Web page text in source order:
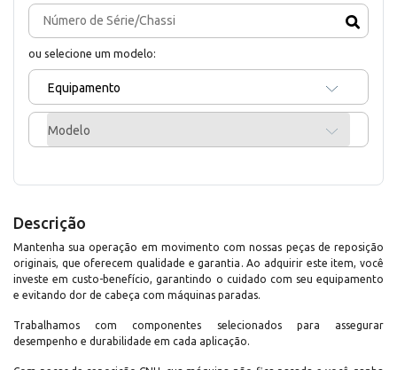
ou selecione um modelo:
Equipamento
Modelo
Descrição
Mantenha sua operação em movimento com nossas peças de reposição
originais, que oferecem qualidade e garantia. Ao adquirir este item, você
investe em custo-benefício, garantindo o cuidado com seu equipamento
e evitando dor de cabeça com máquinas paradas.
Trabalhamos com componentes selecionados para assegurar
desempenho e durabilidade em cada aplicação.